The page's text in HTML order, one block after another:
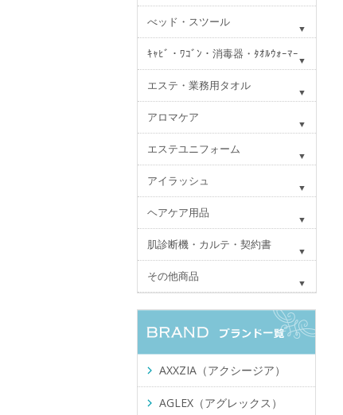
べッド・スツール
ｷｬﾋﾞ・ﾜｺﾞﾝ・消毒器・ﾀｵﾙｳｫｰﾏｰ
エステ・業務用タオル
アロマケア
エステユニフォーム
アイラッシュ
ヘアケア用品
肌診断機・カルテ・契約書
その他商品
AXXZIA（アクシージア）
AGLEX（アグレックス）